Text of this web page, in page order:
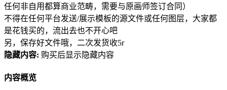
任何非自用都算商业范畴，需要与原画师签订合同）
不得在任何平台发送/展示模板的源文件或任何图层，大家都
是花钱买的，流出去也不开心吧
另，保存好文件哦，二次发货收5r
隐藏内容: 购买后显示隐藏内容
内容概览